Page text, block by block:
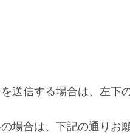
送信する場合は、左下
場合は、下記の通りお